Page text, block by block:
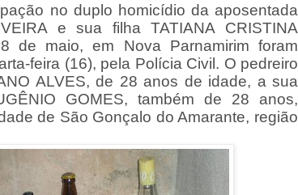
no duplo homicídio da aposentada
e sua filha TATIANA CRISTINA
de maio, em Nova Parnamirim foram
feira (16), pela Polícia Civil. O pedreiro
ALVES, de 28 anos de idade, a sua
GOMES, também de 28 anos,
de São Gonçalo do Amarante, região